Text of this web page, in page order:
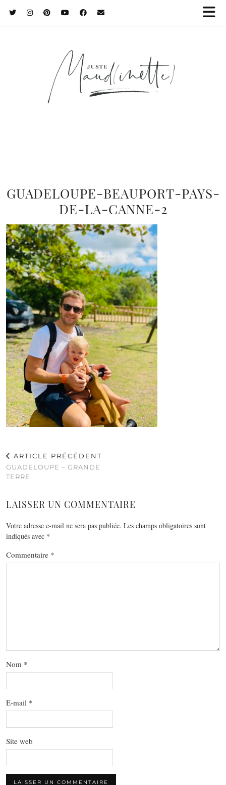
GUADELOUPE-BEAUPORT-PAYS-
DE-LA-CANNE-2
ARTICLE PRÉCÉDENT
GUADELOUPE – GRANDE
TERRE
LAISSER UN COMMENTAIRE
Votre adresse e-mail ne sera pas publiée. Les champs obligatoires sont
indiqués avec *
Commentaire *
Nom *
E-mail *
Site web